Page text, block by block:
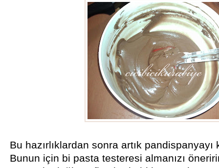
Bu hazırlıklardan sonra artık pandispanyayı
Bunun için bi pasta testeresi almanızı